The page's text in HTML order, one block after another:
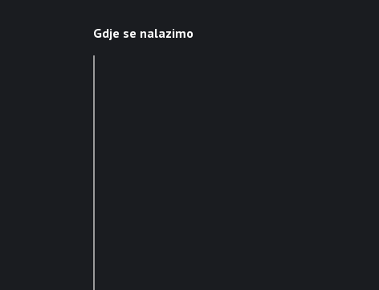
Gdje se nalazimo